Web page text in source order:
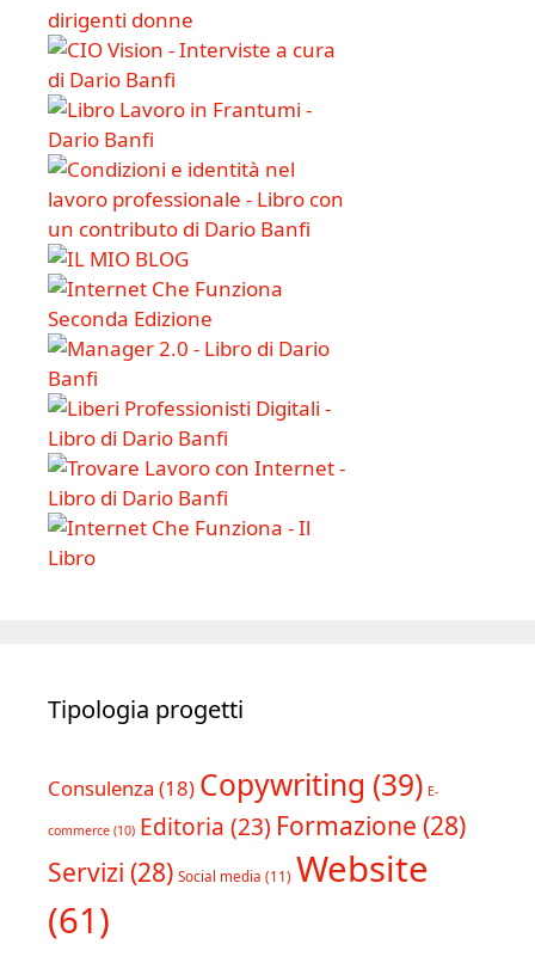
Tipologia progetti
Consulenza (18) Copywriting (39) E-
commerce (10) Editoria (23) Formazione (28)
Servizi (28) Social media (11) Website
(61)